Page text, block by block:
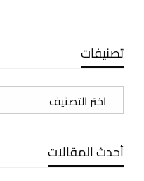
تصنيفات
تصنيفات
أحدث المقالات